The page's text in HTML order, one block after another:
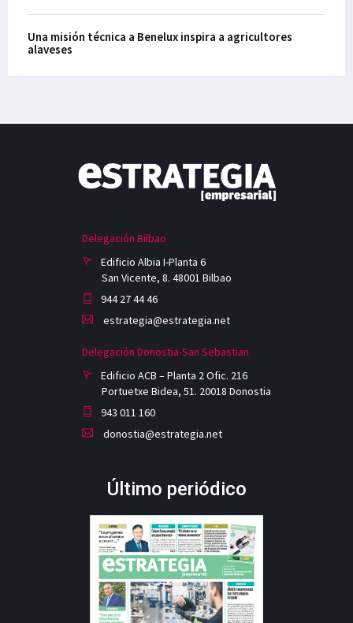
Una misión técnica a Benelux inspira a agricultores
alaveses
Delegación Bilbao
Edificio Albia I-Planta 6
San Vicente, 8. 48001 Bilbao
944 27 44 46
estrategia@estrategia.net
Delegación Donostia-San Sebastian
Edificio ACB – Planta 2 Ofic. 216
Portuetxe Bidea, 51. 20018 Donostia
943 011 160
donostia@estrategia.net
Último periódico